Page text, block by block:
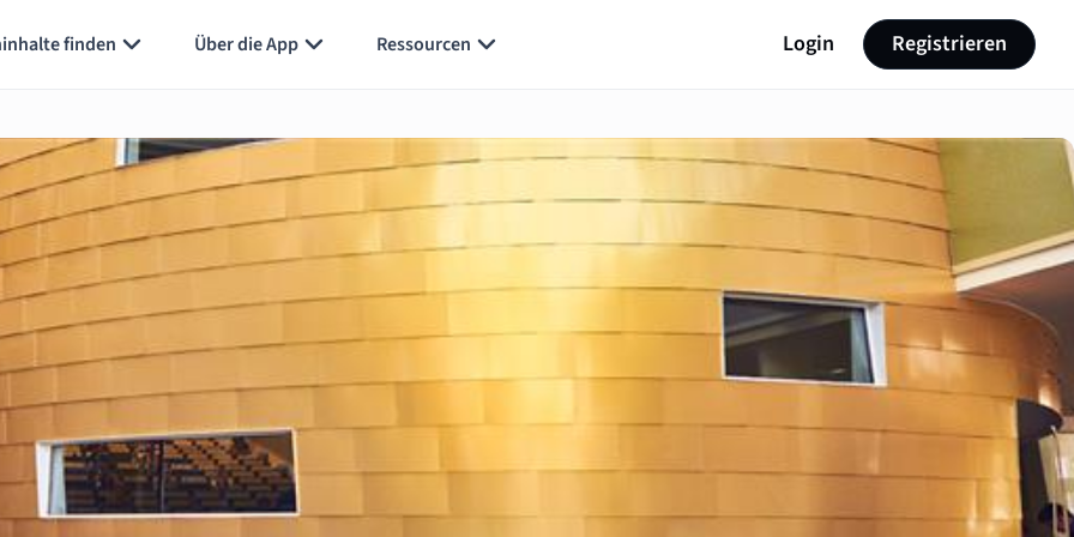
finden Über die App Ressourcen Login Registrieren